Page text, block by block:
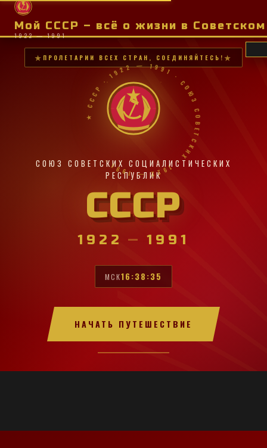
Мой СССР – всё о жизни в
1922 — 1991
ПРОЛЕТАРИИ ВСЕХ СТРАН, СОЕДИНЯЙТЕСЬ!
★ СССР · 1922 — 1991 · СОЮЗ СОВЕТСКИХ · 1922 — 1991 ·
СОЮЗ СОВЕТСКИХ СОЦИАЛИСТИЧЕСКИХ
РЕСПУБЛИК
СССР
1922 — 1991
МСК16:38:36
НАЧАТЬ ПУТЕШЕСТВИЕ